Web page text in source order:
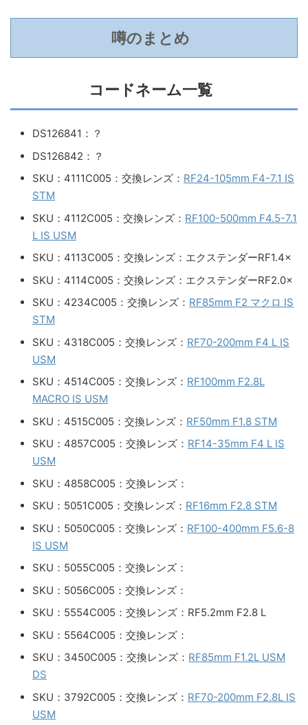
噂のまとめ
コードネーム一覧
DS126841：？
DS126842：？
SKU：4111C005：交換レンズ： RF24-105mm F4-7.1 IS
STM
SKU：4112C005：交換レンズ： RF100-500mm F4.5-7.1
L IS USM
SKU：4113C005：交換レンズ：エクステンダーRF1.4×
SKU：4114C005：交換レンズ：エクステンダーRF2.0×
SKU：4234C005：交換レンズ： RF85mm F2 マクロ IS
STM
SKU：4318C005：交換レンズ： RF70-200mm F4 L IS
USM
SKU：4514C005：交換レンズ： RF100mm F2.8L
MACRO IS USM
SKU：4515C005：交換レンズ： RF50mm F1.8 STM
SKU：4857C005：交換レンズ： RF14-35mm F4 L IS
USM
SKU：4858C005：交換レンズ：
SKU：5051C005：交換レンズ： RF16mm F2.8 STM
SKU：5050C005：交換レンズ： RF100-400mm F5.6-8
IS USM
SKU：5055C005：交換レンズ：
SKU：5056C005：交換レンズ：
SKU：5554C005：交換レンズ：RF5.2mm F2.8 L
SKU：5564C005：交換レンズ：
SKU：3450C005：交換レンズ： RF85mm F1.2L USM
DS
SKU：3792C005：交換レンズ： RF70-200mm F2.8L IS
USM